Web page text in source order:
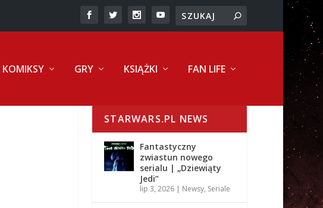
KOMIKSY GRY KSIĄŻKI FAN LIFE
STARWARS.PL NEWS
Fantastyczny
zwiastun nowego
serialu | „Dziewiąty
Jedi”
lip 3, 2026 | Newsy, Seriale